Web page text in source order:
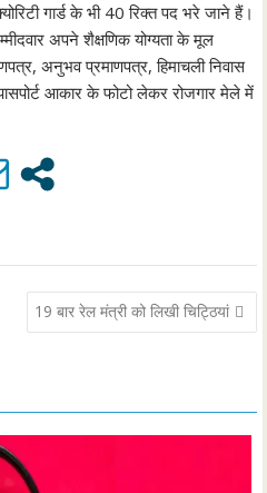
गार्ड के भी 40 रिक्त पद भरे जाने हैं।
अपने शैक्षणिक योग्यता के मूल
अनुभव प्रमाणपत्र, हिमाचली निवास
आकार के फोटो लेकर रोजगार मेले में
19 बार रेल मंत्री को लिखी चिट्ठियां